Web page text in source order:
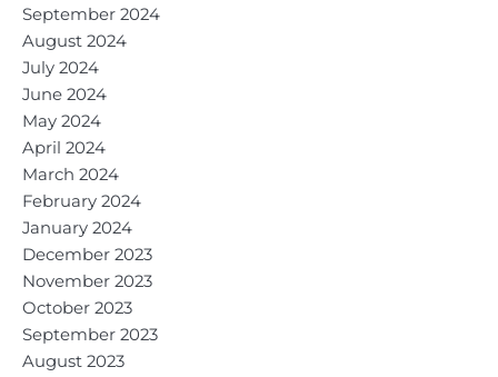
September 2024
August 2024
July 2024
June 2024
May 2024
April 2024
March 2024
February 2024
January 2024
December 2023
November 2023
October 2023
September 2023
August 2023